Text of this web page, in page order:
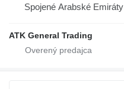
Spojené Arabské Emiráty
ATK General Trading